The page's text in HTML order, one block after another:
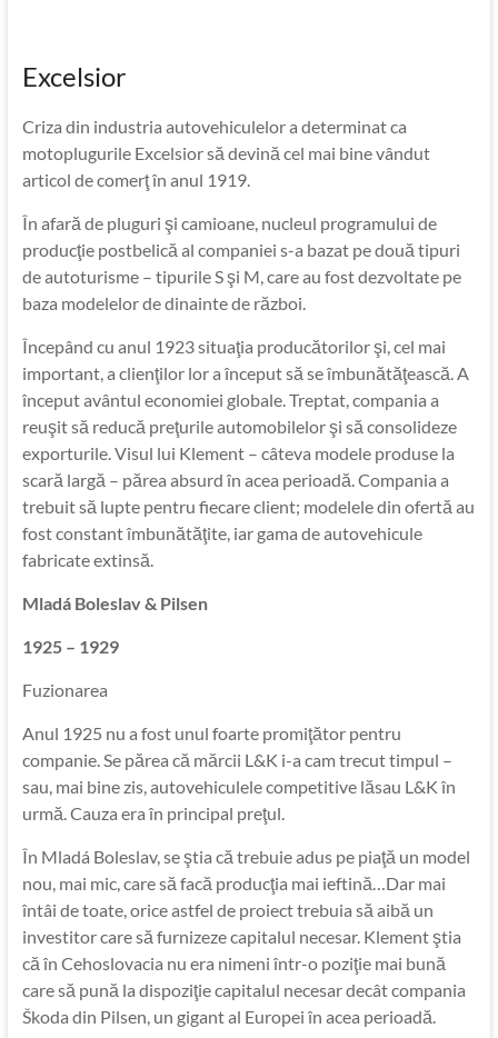
Excelsior
Criza din industria autovehiculelor a determinat ca
motoplugurile Excelsior să devină cel mai bine vândut
articol de comerţ în anul 1919.
În afară de pluguri şi camioane, nucleul programului de
producţie postbelică al companiei s-a bazat pe două tipuri
de autoturisme – tipurile S şi M, care au fost dezvoltate pe
baza modelelor de dinainte de război.
Începând cu anul 1923 situaţia producătorilor şi, cel mai
important, a clienţilor lor a început să se îmbunătăţească. A
început avântul economiei globale. Treptat, compania a
reuşit să reducă preţurile automobilelor şi să consolideze
exporturile. Visul lui Klement – câteva modele produse la
scară largă – părea absurd în acea perioadă. Compania a
trebuit să lupte pentru fiecare client; modelele din ofertă au
fost constant îmbunătăţite, iar gama de autovehicule
fabricate extinsă.
Mladá Boleslav & Pilsen
1925 – 1929
Fuzionarea
Anul 1925 nu a fost unul foarte promiţător pentru
companie. Se părea că mărcii L&K i-a cam trecut timpul –
sau, mai bine zis, autovehiculele competitive lăsau L&K în
urmă. Cauza era în principal preţul.
În Mladá Boleslav, se ştia că trebuie adus pe piaţă un model
nou, mai mic, care să facă producţia mai ieftină…Dar mai
întâi de toate, orice astfel de proiect trebuia să aibă un
investitor care să furnizeze capitalul necesar. Klement ştia
că în Cehoslovacia nu era nimeni într-o poziţie mai bună
care să pună la dispoziţie capitalul necesar decât compania
Škoda din Pilsen, un gigant al Europei în acea perioadă.